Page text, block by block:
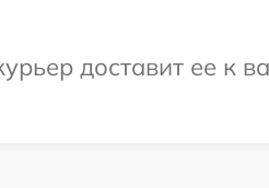
доставит ее к